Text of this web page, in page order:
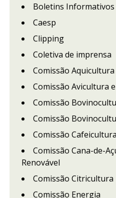
Boletins Informativos
Caesp
Clipping
Coletiva de imprensa
Comissão Aquicultura
Comissão Avicultura
Comissão
Comissão
Comissão Cafeicultura
Comissão Cana-de-
Renovável
Comissão Citricultura
Comissão Energia